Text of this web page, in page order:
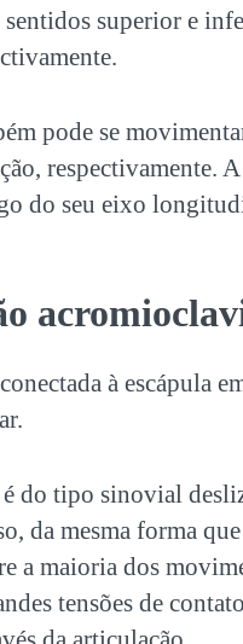
superior e
pode se
respectivamente.
do seu eixo
à escápula
do tipo sinovial
da mesma forma
a maioria dos
tensões de